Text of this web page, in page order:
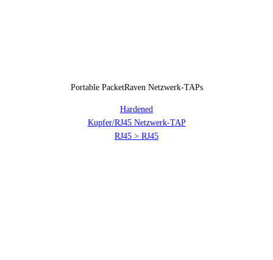
Portable PacketRaven Netzwerk-TAPs
Hardened
Kupfer/RJ45 Netzwerk-TAP
RJ45 > RJ45